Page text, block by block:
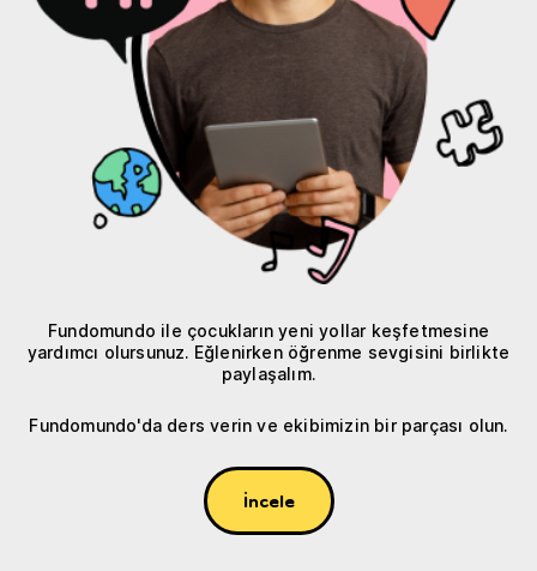
Fundomundo ile çocukların yeni yollar keşfetmesine
yardımcı olursunuz. Eğlenirken öğrenme sevgisini birlikte
paylaşalım.
Fundomundo'da ders verin ve ekibimizin bir parçası olun.
İncele